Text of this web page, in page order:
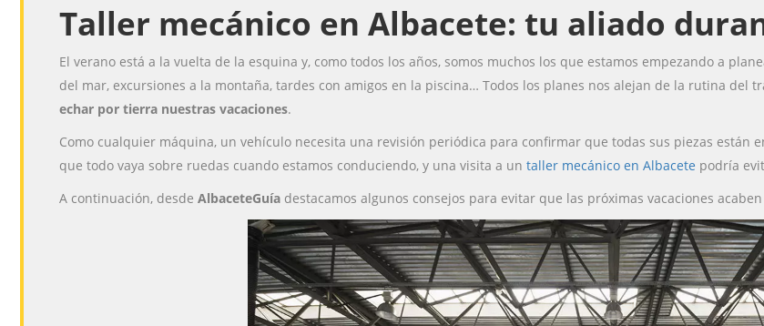
Taller mecánico en Albacete: tu aliado
El verano está a la vuelta de la esquina y, como todos los años, somos muchos los que estamos empezando a
del mar, excursiones a la montaña, tardes con amigos en la piscina… Todos los planes nos alejan de la rutina del
echar por tierra nuestras vacaciones.
Como cualquier máquina, un vehículo necesita una revisión periódica para confirmar que todas sus piezas están
que todo vaya sobre ruedas cuando estamos conduciendo, y una visita a un taller mecánico en Albacete podría
A continuación, desde AlbaceteGuía destacamos algunos consejos para evitar que las próximas vacaciones